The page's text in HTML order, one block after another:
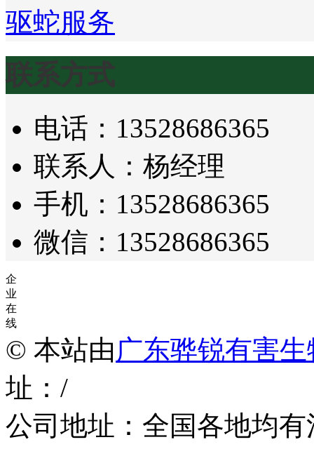
驱蛇服务
联系方式
电话：13528686365
联系人：杨经理
手机：13528686365
微信：13528686365
企
业
在
线
© 本站由 广东骅锐有害
址：/
公司地址：全国各地均